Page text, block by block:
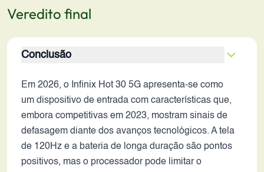
Veredito final
Conclusão
Em 2026, o Infinix Hot 30 5G apresenta-se como
um dispositivo de entrada com características que,
embora competitivas em 2023, mostram sinais de
defasagem diante dos avanços tecnológicos. A tela
de 120Hz e a bateria de longa duração são pontos
positivos, mas o processador pode limitar o